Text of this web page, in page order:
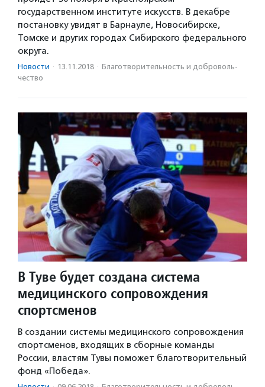
государственном институте искусств. В декабре
постановку увидят в Барнауле, Новосибирске,
Томске и других городах Сибирского федерального
округа.
Новости · 13.11.2018 · Благотвори­тель­ность и доброволь­
чест­во
В Туве будет создана система
медицинского сопровождения
спортсменов
В создании системы медицинского сопровождения
спортсменов, входящих в сборные команды
России, властям Тувы поможет благотворительный
фонд «Победа».